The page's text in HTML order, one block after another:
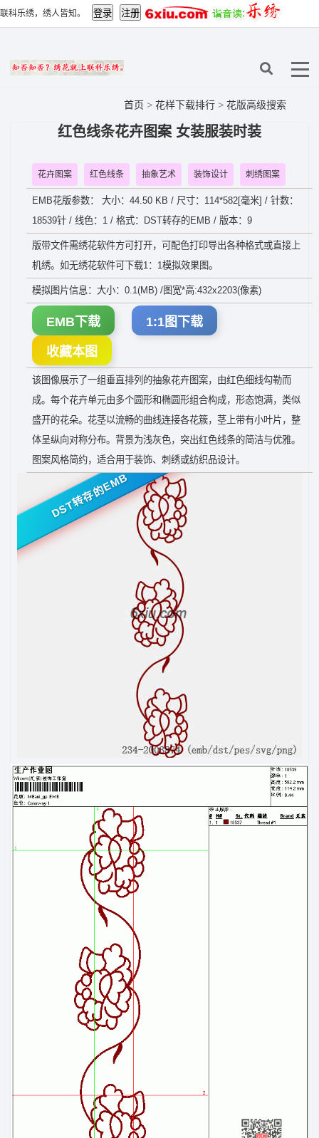
联科乐绣，绣人皆知。
首页 > 花样下载排行 > 花版高级搜索
红色线条花卉图案 女装服装时装
花卉图案 红色线条 抽象艺术 装饰设计 刺绣图案
EMB花版参数： 大小：44.50 KB / 尺寸：114*582[毫米] / 针数：
18539针 / 线色：1 / 格式：DST转存的EMB / 版本：9
版带文件需绣花软件方可打开，可配色打印导出各种格式或直接上
机绣。如无绣花软件可下载1：1模拟效果图。
模拟图片信息：大小：0.1(MB) /图宽*高:432x2203(像素)
EMB下载 1:1图下载
收藏本图
该图像展示了一组垂直排列的抽象花卉图案，由红色细线勾勒而
成。每个花卉单元由多个圆形和椭圆形组合构成，形态饱满，类似
盛开的花朵。花茎以流畅的曲线连接各花簇，茎上带有小叶片，整
体呈纵向对称分布。背景为浅灰色，突出红色线条的简洁与优雅。
图案风格简约，适合用于装饰、刺绣或纺织品设计。
DST转存的EMB